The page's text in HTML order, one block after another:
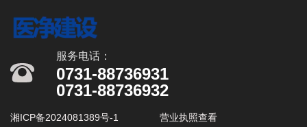
服务电话：
0731-88736931
0731-88736932
湘ICP备2024081389号-1 营业执照查看